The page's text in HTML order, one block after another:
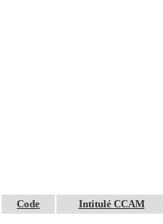
Code Intitulé CCAM